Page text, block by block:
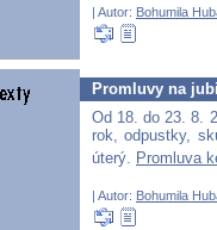
| Autor: Bohumila
Promluvy na
Od 18. do 23. 8.
rok, odpustky,
úterý. Promluva
| Autor: Bohumila